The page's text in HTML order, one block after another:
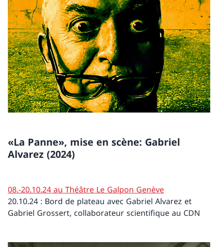
«La Panne», mise en scène: Gabriel
Alvarez (2024)
08.-20.10.24 au Théâtre Le Galpon Genève
20.10.24 : Bord de plateau avec Gabriel Alvarez et
Gabriel Grossert, collaborateur scientifique au CDN